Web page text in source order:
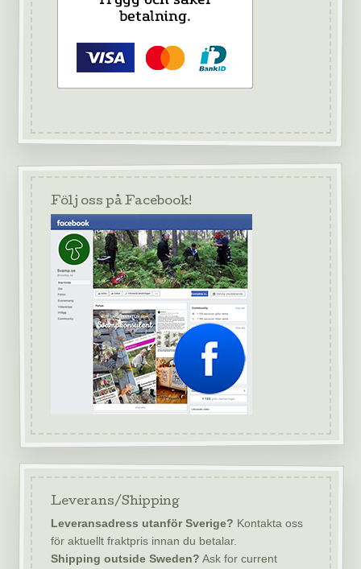
Följ oss på Facebook!
Leverans/Shipping
Leveransadress utanför Sverige? Kontakta oss
för aktuellt fraktpris innan du betalar.
Shipping outside Sweden? Ask for current